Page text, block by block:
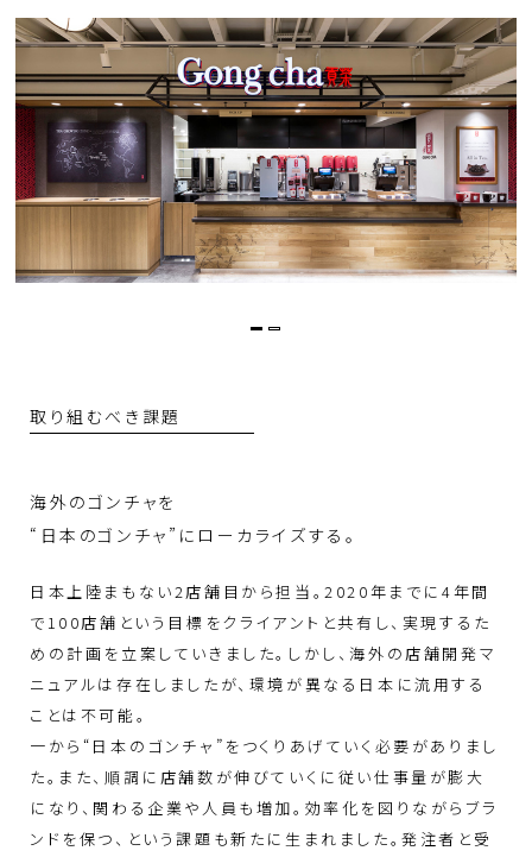
取り組むべき課題
海外のゴンチャを
“日本のゴンチャ”にローカライズする。
日本上陸まもない2店舗目から担当。2020年までに4年間
で100店舗という目標をクライアントと共有し、実現するた
めの計画を立案していきました。しかし、海外の店舗開発マ
ニュアルは存在しましたが、環境が異なる日本に流用する
ことは不可能。
一から“日本のゴンチャ”をつくりあげていく必要がありまし
た。また、順調に店舗数が伸びていくに従い仕事量が膨大
になり、関わる企業や人員も増加。効率化を図りながらブラ
ンドを保つ、という課題も新たに生まれました。発注者と受